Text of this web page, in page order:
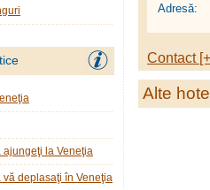
Adresă:
Contact
Alte
ajungeţi la Veneţia
vă deplasaţi în Veneţia